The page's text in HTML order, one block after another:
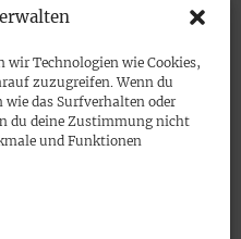
wir Technologien wie Cookies,
zuzugreifen. Wenn du
das Surfverhalten oder
du deine Zustimmung nicht
und Funktionen